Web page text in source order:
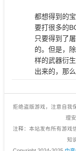
都想得到的
要打很多的
只要得到了
的。但是，
样的武器衍
出来的，那
拒绝盗版游戏，注意自我
理
注释：本站发布所有游戏
知